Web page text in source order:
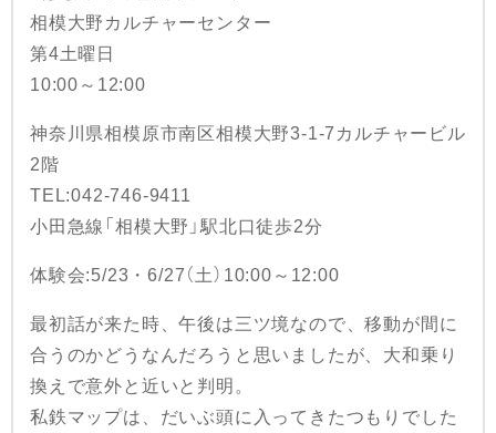
相模大野カルチャーセンター
第4土曜日
10:00～12:00
神奈川県相模原市南区相模大野3-1-7カルチャービル
2階
TEL:042-746-9411
小田急線「相模大野」駅北口徒歩2分
体験会:5/23・6/27（土）10:00～12:00
最初話が来た時、午後は三ツ境なので、移動が間に
合うのかどうなんだろうと思いましたが、大和乗り
換えで意外と近いと判明。
私鉄マップは、だいぶ頭に入ってきたつもりでした